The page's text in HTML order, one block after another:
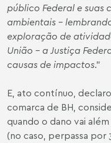
público Federal e suas
ambientais -
exploração de
União – a Justiça
causas de impactos.”
E, ato contínuo,
comarca de BH,
quando o dano vai
(no caso, perpassa por